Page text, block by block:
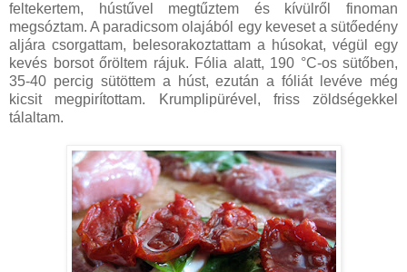
feltekertem, hústűvel megtűztem és kívülről finoman
megsóztam. A paradicsom olajából egy keveset a sütőedény
aljára csorgattam, belesorakoztattam a húsokat, végül egy
kevés borsot őröltem rájuk. Fólia alatt, 190 °C-os sütőben,
35-40 percig sütöttem a húst, ezután a fóliát levéve még
kicsit megpirítottam. Krumplipürével, friss zöldségekkel
tálaltam.